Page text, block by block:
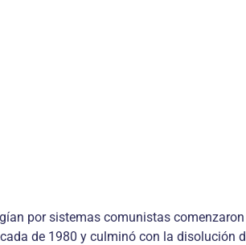
por sistemas comunistas
de 1980 y culminó con la disolución